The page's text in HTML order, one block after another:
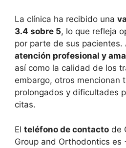
La clínica ha recibido una
3.4 sobre 5, lo que refleja
por parte de sus pacientes.
atención profesional y
así como la calidad de los
embargo, otros mencionan
prolongados y dificultades
citas.
El teléfono de contacto de
Group and Orthodontics